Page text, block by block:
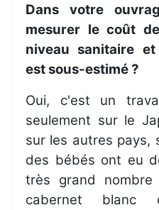
Dans votre
mesurer le coût
niveau sanitaire
est sous-estimé ?
Oui, c'est un
seulement sur le
sur les autres pays,
des bébés ont eu
très grand
cabernet blanc